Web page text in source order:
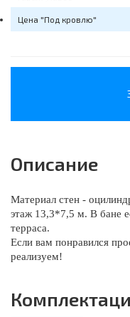
Цена "Под кровлю"
Описание
Материал стен -
этаж 13,3*7,5 м. В бане
терраса.
Если вам понравился
реализуем!